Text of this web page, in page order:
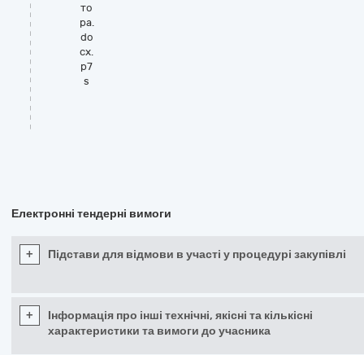
то
ра.
do
cx.
p7
s
Електронні тендерні вимоги
+ Підстави для відмови в участі у процедурі закупівлі
+
Інформація про інші технічні, якісні та кількісні
характеристики та вимоги до учасника